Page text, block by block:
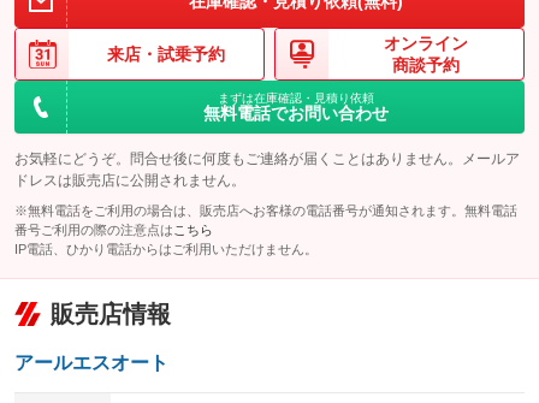
来店・ 試乗予約
オンライン
商談予約
まずは在庫確認・見積り依頼
無料電話でお問い合わせ
お気軽にどうぞ。問合せ後に何度もご連絡が届くことはありません。メールア
ドレスは販売店に公開されません。
※無料電話をご利用の場合は、販売店へお客様の電話番号が通知されます。無料電話
番号ご利用の際の注意点は こちら
IP電話、ひかり電話からはご利用いただけません。
販売店情報
アールエスオート